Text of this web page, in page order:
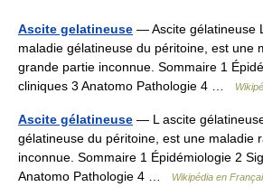
Ascite gelatineuse — Ascite gélatineuse
maladie gélatineuse du péritoine, est une
grande partie inconnue. Sommaire 1
cliniques 3 Anatomo Pathologie 4 …
Ascite gélatineuse — L ascite
gélatineuse du péritoine, est une maladie
inconnue. Sommaire 1 Épidémiologie 2
Anatomo Pathologie 4 …
Wikipédia en